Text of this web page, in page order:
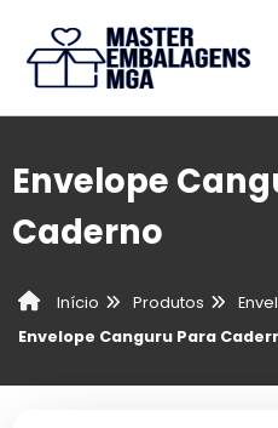
Envelope
Caderno
Início Produtos
Envelope Canguru Para